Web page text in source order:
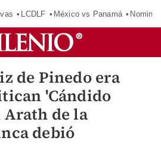
LCDLF México vs Panamá
de Pinedo era
'Cándido
Arath de la
debió